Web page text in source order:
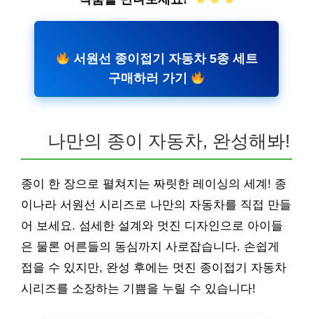
서원선 종이접기 자동차 5종 세트
구매하러 가기
나만의 종이 자동차, 완성해봐!
종이 한 장으로 펼쳐지는 짜릿한 레이싱의 세계! 종
이나라 서원선 시리즈로 나만의 자동차를 직접 만들
어 보세요. 섬세한 설계와 멋진 디자인으로 아이들
은 물론 어른들의 동심까지 사로잡습니다. 손쉽게
접을 수 있지만, 완성 후에는 멋진 종이접기 자동차
시리즈를 소장하는 기쁨을 누릴 수 있습니다!